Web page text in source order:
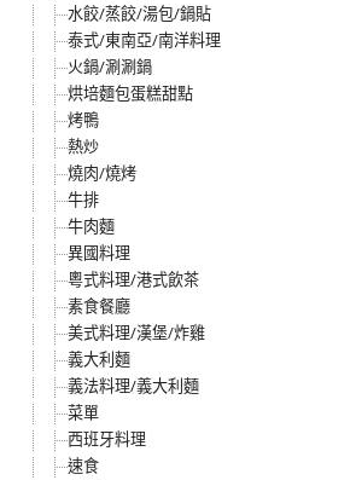
水餃/蒸餃/湯包/鍋貼
泰式/東南亞/南洋料理
火鍋/涮涮鍋
烘培麵包蛋糕甜點
烤鴨
熱炒
燒肉/燒烤
牛排
牛肉麵
異國料理
粵式料理/港式飲茶
素食餐廳
美式料理/漢堡/炸雞
義大利麵
義法料理/義大利麵
菜單
西班牙料理
速食